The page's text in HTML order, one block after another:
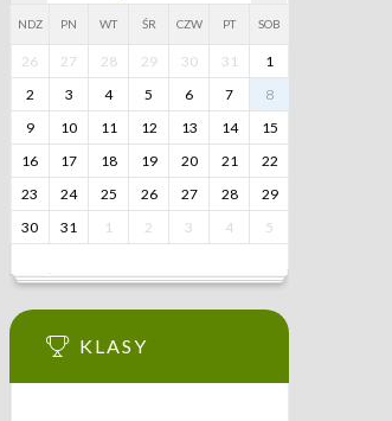
NDZ PN WT ŚR CZW PT SOB
26 27 28 29 30 31
1
2
3 4 5 6 7
8
9
10 11 12 13 14
15
16
17 18 19 20 21
22
23
24 25 26 27 28
29
30
31 1 2 3 4 5
KLASY